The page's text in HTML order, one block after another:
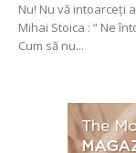
Nu! Nu vă intoarceți
Mihai Stoica : “ Ne
Cum să nu...